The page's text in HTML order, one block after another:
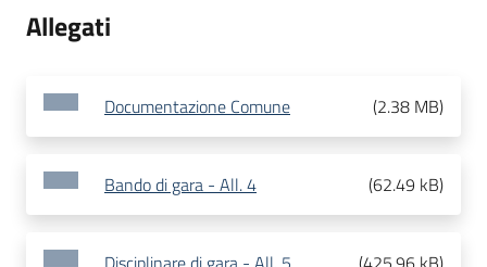
Allegati
Documentazione Comune (2.38 MB)
Bando di gara - All. 4 (62.49 kB)